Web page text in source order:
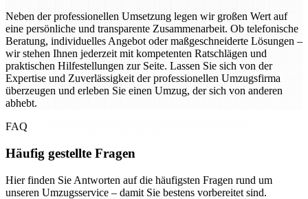
Neben der professionellen Umsetzung legen wir großen Wert auf
eine persönliche und transparente Zusammenarbeit. Ob telefonische
Beratung, individuelles Angebot oder maßgeschneiderte Lösungen –
wir stehen Ihnen jederzeit mit kompetenten Ratschlägen und
praktischen Hilfestellungen zur Seite. Lassen Sie sich von der
Expertise und Zuverlässigkeit der professionellen Umzugsfirma
überzeugen und erleben Sie einen Umzug, der sich von anderen
abhebt.
FAQ
Häufig gestellte Fragen
Hier finden Sie Antworten auf die häufigsten Fragen rund um
unseren Umzugsservice – damit Sie bestens vorbereitet sind.